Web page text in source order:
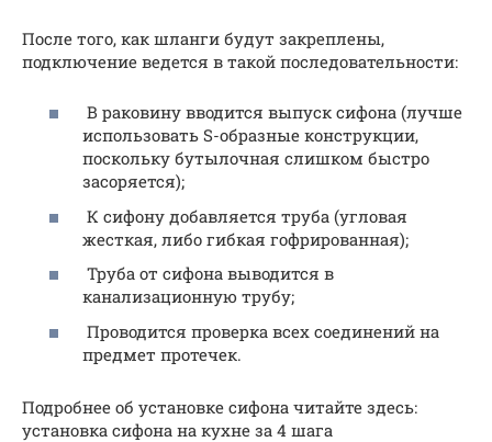
После того, как шланги будут закреплены,
подключение ведется в такой последовательности:
В раковину вводится выпуск сифона (лучше
использовать S-образные конструкции,
поскольку бутылочная слишком быстро
засоряется);
К сифону добавляется труба (угловая
жесткая, либо гибкая гофрированная);
Труба от сифона выводится в
канализационную трубу;
Проводится проверка всех соединений на
предмет протечек.
Подробнее об установке сифона читайте здесь:
установка сифона на кухне за 4 шага